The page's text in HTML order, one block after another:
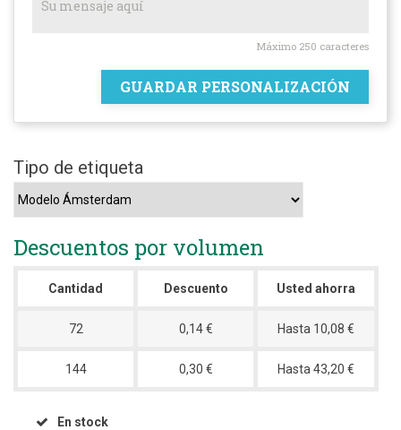
Máximo 250 caracteres
GUARDAR PERSONALIZACIÓN
Tipo de etiqueta
Descuentos por volumen
Cantidad Descuento Usted ahorra
72 0,14 € Hasta 10,08 €
144 0,30 € Hasta 43,20 €
En stock